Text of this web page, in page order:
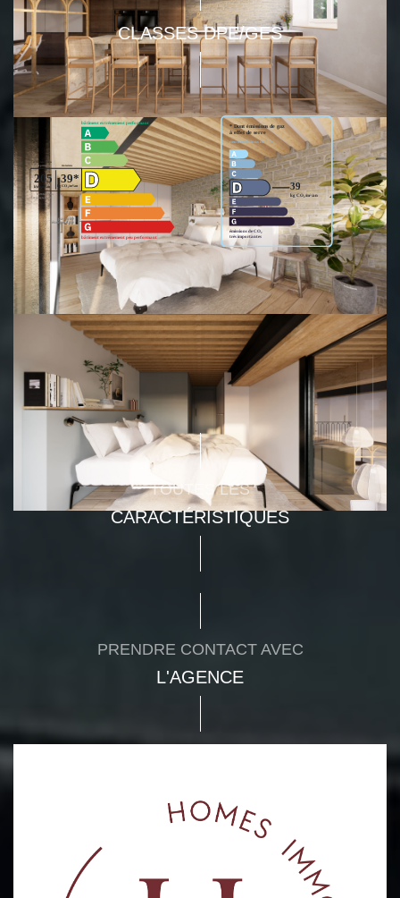
CLASSES DPE/GES
Montant estimé des dépenses annuelles d'énergie pour un usage
standard entre 800€ et 1200€. Pour la date de référence
01/01/2021.
Ce bien est soumis à un diagnostic ERP (État des Risques et
Pollutions). Pour en savoir plus, rendez-vous sur
https://www.georisques.gouv.fr/
TOUTES LES
CARACTÉRISTIQUES
PRENDRE CONTACT AVEC
L'AGENCE